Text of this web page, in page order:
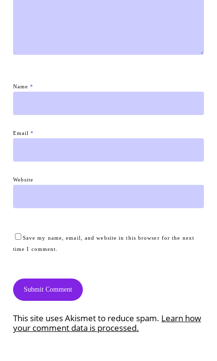
Name*
Email*
Website
Save my name, email, and website in this browser for the next
time I comment.
This site uses Akismet to reduce spam. Learn how
your comment data is processed.